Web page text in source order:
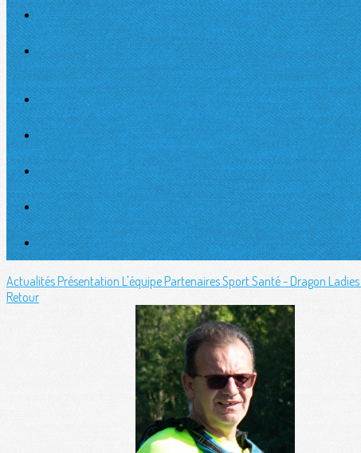
ActualitésPrésentation L'équipePartenairesSport Santé - Dragon Ladies
Retour